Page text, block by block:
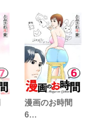
漫画のお時間
6…